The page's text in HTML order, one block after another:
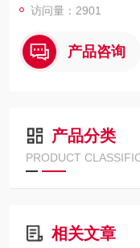
访问量：2901
产品咨询
产品分类
PRODUCT
相关文章